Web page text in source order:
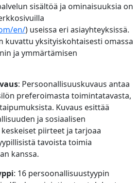
sisältöä ja ominaisuuksia on
en/) useissa eri asiayhteyksissä.
kuvattu yksityiskohtaisesti omassa
ja ymmärtämisen
: Persoonallisuuskuvaus antaa
preferoimasta toimintatavasta,
Kuvaus esittää
ja sosiaalisen
piirteet ja tarjoaa
tavoista toimia
kanssa.
: 16 persoonallisuustyypin